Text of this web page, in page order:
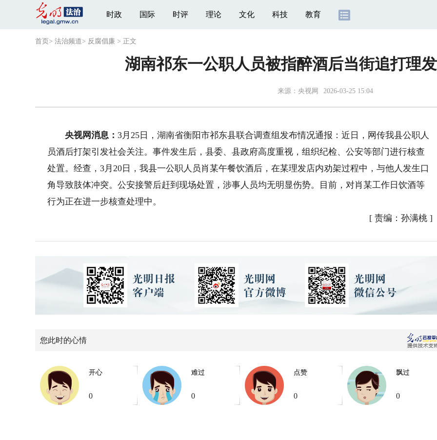
时政 国际 时评 理论 文化 科技 教育
首页 > 法治频道> 反腐倡廉 > 正文
湖南祁东一公职人员被指醉酒后当街追打理
来源： 央视网 2026-03-25 15:04
央视网消息：3月25日，湖南省衡阳市祁东县联合调查组发布情况通报：近日，网传我县公职人
员酒后打架引发社会关注。事件发生后，县委、县政府高度重视，组织纪检、公安等部门进行核查
处置。经查，3月20日，我县一公职人员肖某午餐饮酒后，在某理发店内劝架过程中，与他人发生口
角导致肢体冲突。公安接警后赶到现场处置，涉事人员均无明显伤势。目前，对肖某工作日饮酒等
行为正在进一步核查处理中。
[ 责编：孙满桃 ]
您此时的心情
开心
0
难过
0
点赞
0
飘过
0